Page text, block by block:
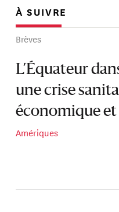
À SUIVRE
Brèves
L’Équateur
une crise
économique
Amériques